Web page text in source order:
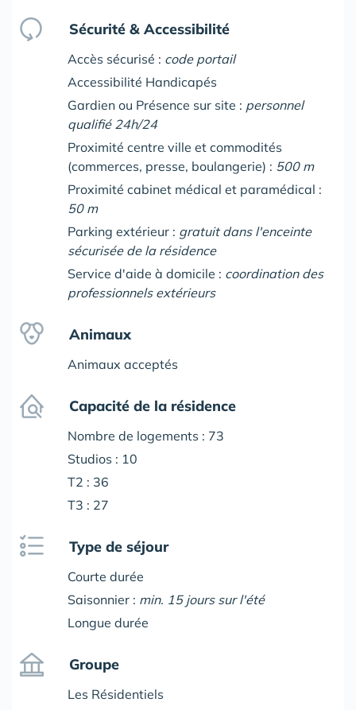
Sécurité & Accessibilité
Accès sécurisé : code portail
Accessibilité Handicapés
Gardien ou Présence sur site : personnel
qualifié 24h/24
Proximité centre ville et commodités
(commerces, presse, boulangerie) : 500 m
Proximité cabinet médical et paramédical :
50 m
Parking extérieur : gratuit dans l'enceinte
sécurisée de la résidence
Service d'aide à domicile : coordination des
professionnels extérieurs
Animaux
Animaux acceptés
Capacité de la résidence
Nombre de logements : 73
Studios : 10
T2 : 36
T3 : 27
Type de séjour
Courte durée
Saisonnier : min. 15 jours sur l'été
Longue durée
Groupe
Les Résidentiels